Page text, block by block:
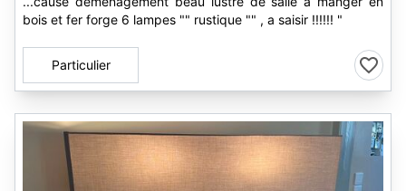
bois et fer forge 6 lampes "" rustique "" , a saisir !!!!!! "
Particulier